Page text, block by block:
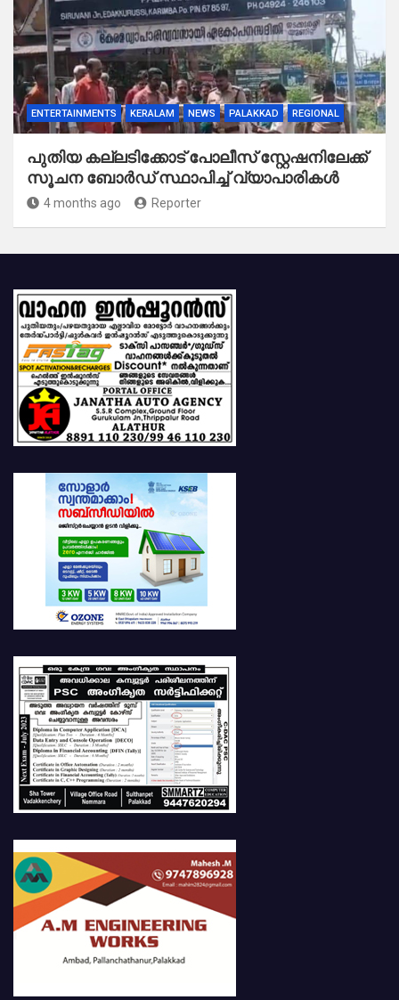
ENTERTAINMENTS KERALAM NEWS PALAKKAD REGIONAL
പുതിയ കല്ലടിക്കോട് പോലീസ് സ്റ്റേഷനിലേക്ക്
സൂചന ബോർഡ് സ്ഥാപിച്ച് വ്യാപാരികൾ
4 months ago Reporter